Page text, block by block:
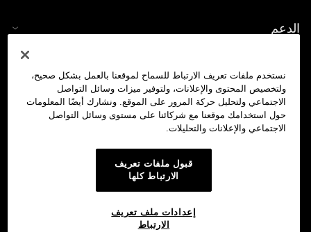
الدعم
حاسبة العملات الرقمية
تداول
نستخدم ملفات تعريف الارتباط للسماح لموقعنا بالعمل بشكل صحيح،
ولتخصيص المحتوى والإعلانات، ولتوفير ميزات وسائل التواصل
الاجتماعي ولتحليل حركة المرور على الموقع. ونشارك أيضًا المعلومات
حول استخدامك موقعنا مع شركائنا على مستوى وسائل التواصل
الاجتماعي والإعلانات والتحليلات.
قبول ملفات تعريف
الارتباط كلها
إعدادات ملف تعريف
الارتباط